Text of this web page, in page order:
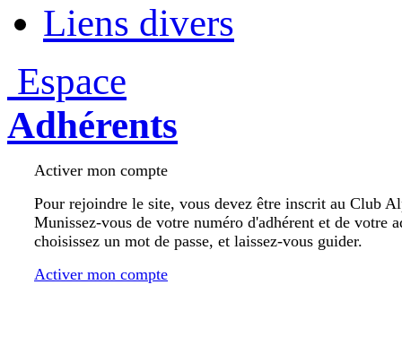
Liens divers
Espace
Adhérents
Activer mon compte
Pour rejoindre le site, vous devez être inscrit au Club
Munissez-vous de votre numéro d'adhérent et de votre
choisissez un mot de passe, et laissez-vous guider.
Activer mon compte